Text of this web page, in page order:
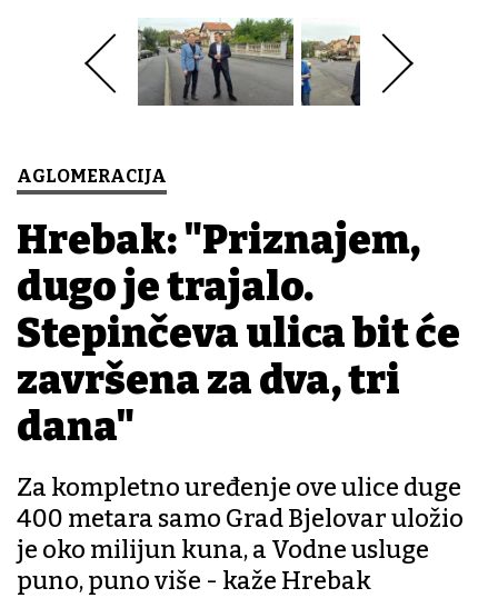
AGLOMERACIJA
Hrebak: "Priznajem,
dugo je trajalo.
Stepinčeva ulica bit će
završena za dva, tri
dana"
Za kompletno uređenje ove ulice duge
400 metara samo Grad Bjelovar uložio
je oko milijun kuna, a Vodne usluge
puno, puno više - kaže Hrebak